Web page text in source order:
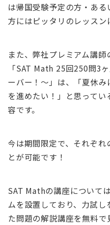
は帰国受験予定の方・あ
方にはピッタリのレッスン
また、弊社プレミアム講
「SAT Math 25回250問3
ーバー！〜」は、「夏休
を進めたい！」と思って
容です。
今は期間限定で、それぞ
とが可能です！
SAT Mathの講座について
ムを設置しており、力試
た問題の解説講座を無料で